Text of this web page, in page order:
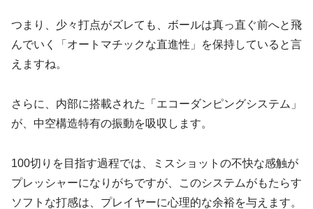
つまり、少々打点がズレても、ボールは真っ直ぐ前へと飛
んでいく「オートマチックな直進性」を保持していると言
えますね。
さらに、内部に搭載された「エコーダンピングシステム」
が、中空構造特有の振動を吸収します。
100切りを目指す過程では、ミスショットの不快な感触が
プレッシャーになりがちですが、このシステムがもたらす
ソフトな打感は、プレイヤーに心理的な余裕を与えます。